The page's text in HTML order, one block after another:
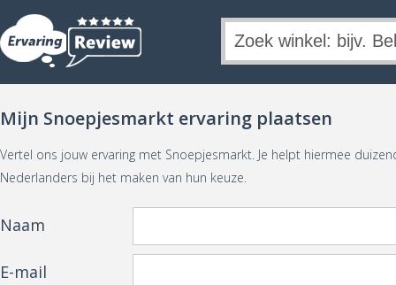
Mijn Snoepjesmarkt ervaring plaatsen
Vertel ons jouw ervaring met Snoepjesmarkt. Je helpt hiermee
Nederlanders bij het maken van hun keuze.
Naam
E-mail